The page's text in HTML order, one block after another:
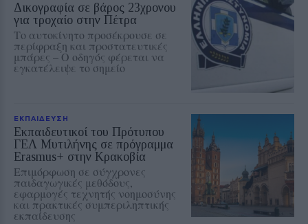
Δικογραφία σε βάρος 23χρονου
για τροχαίο στην Πέτρα
Το αυτοκίνητο προσέκρουσε σε
περίφραξη και προστατευτικές
μπάρες – Ο οδηγός φέρεται να
εγκατέλειψε το σημείο
ΕΚΠΑΙΔΕΥΣΗ
Εκπαιδευτικοί του Πρότυπου
ΓΕΛ Μυτιλήνης σε πρόγραμμα
Erasmus+ στην Κρακοβία
Επιμόρφωση σε σύγχρονες
παιδαγωγικές μεθόδους,
εφαρμογές τεχνητής νοημοσύνης
και πρακτικές συμπεριληπτικής
εκπαίδευσης